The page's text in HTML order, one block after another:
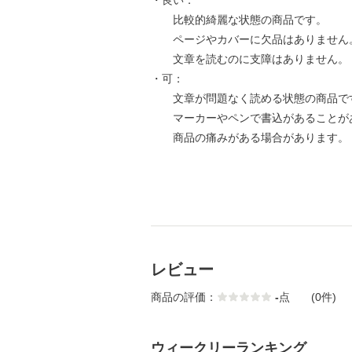
比較的綺麗な状態の商品です。
ページやカバーに欠品はありません
文章を読むのに支障はありません。
・可：
文章が問題なく読める状態の商品で
マーカーやペンで書込があることが
商品の痛みがある場合があります。
レビュー
商品の評価： -点 (0件)
ウィークリーランキング